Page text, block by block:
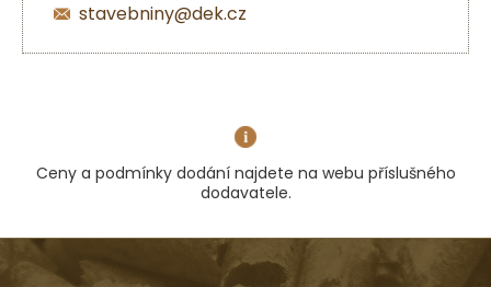
stavebniny@dek.cz
Ceny a podmínky dodání najdete na webu příslušného
dodavatele.